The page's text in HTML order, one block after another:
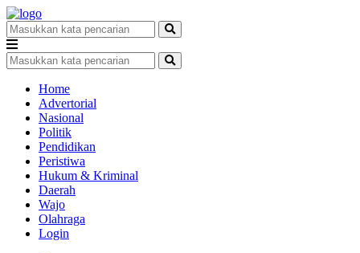
Home
Advertorial
Nasional
Politik
Pendidikan
Peristiwa
Hukum & Kriminal
Daerah
Wajo
Olahraga
Login